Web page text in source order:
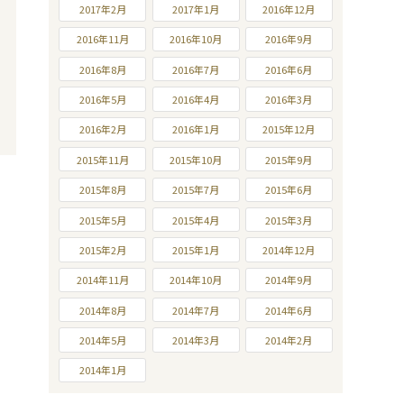
2017年2月 2017年1月 2016年12月
2016年11月 2016年10月 2016年9月
2016年8月 2016年7月 2016年6月
2016年5月 2016年4月 2016年3月
2016年2月 2016年1月 2015年12月
2015年11月 2015年10月 2015年9月
2015年8月 2015年7月 2015年6月
2015年5月 2015年4月 2015年3月
2015年2月 2015年1月 2014年12月
2014年11月 2014年10月 2014年9月
2014年8月 2014年7月 2014年6月
2014年5月 2014年3月 2014年2月
2014年1月